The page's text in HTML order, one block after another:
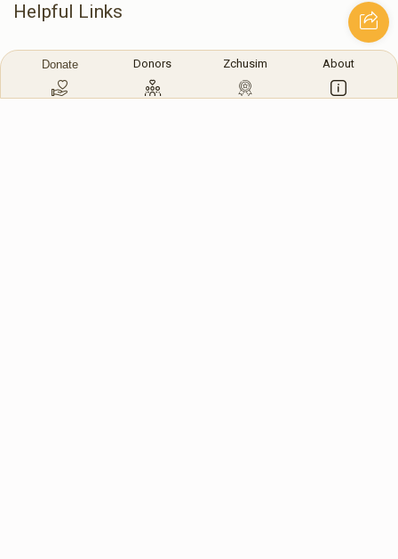
Helpful Links
Create A Campaign
Login
Tap & Donate
Unrecognized Charge
Donate Donors Zchusim About